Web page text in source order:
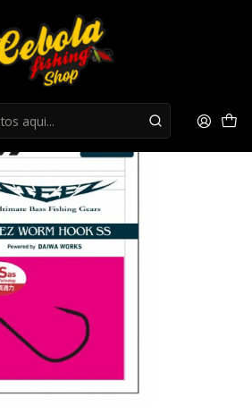
Anzois Steez Worm Hook ss Wacky